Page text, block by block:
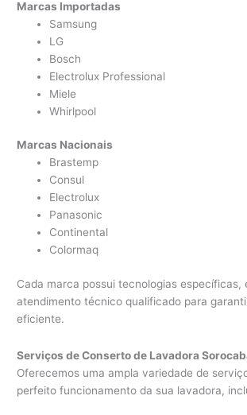
Marcas Importadas
Samsung
LG
Bosch
Electrolux Professional
Miele
Whirlpool
Marcas Nacionais
Brastemp
Consul
Electrolux
Panasonic
Continental
Colormaq
Cada marca possui tecnologias específicas,
atendimento técnico qualificado para
eficiente.
Serviços de Conserto de Lavadora
Oferecemos uma ampla variedade de
perfeito funcionamento da sua lavadora,